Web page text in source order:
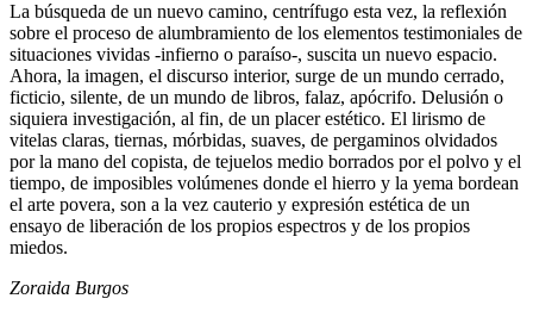
La búsqueda de un nuevo camino, centrífugo esta vez, la reflexión
sobre el proceso de alumbramiento de los elementos testimoniales de
situaciones vividas -infierno o paraíso-, suscita un nuevo espacio.
Ahora, la imagen, el discurso interior, surge de un mundo cerrado,
ficticio, silente, de un mundo de libros, falaz, apócrifo. Delusión o
siquiera investigación, al fin, de un placer estético. El lirismo de
vitelas claras, tiernas, mórbidas, suaves, de pergaminos olvidados
por la mano del copista, de tejuelos medio borrados por el polvo y el
tiempo, de imposibles volúmenes donde el hierro y la yema bordean
el arte povera, son a la vez cauterio y expresión estética de un
ensayo de liberación de los propios espectros y de los propios
miedos.
Zoraida Burgos